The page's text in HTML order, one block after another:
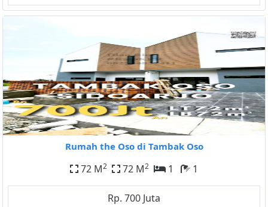
Rumah the Oso di Tambak Oso
72 M2 72 M2 1 1
Rp. 700 Juta